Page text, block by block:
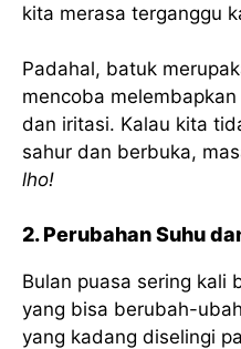
kita merasa terganggu
Padahal, batuk
mencoba
dan iritasi. Kalau kita
sahur dan berbuka,
lho!
2. Perubahan Suhu
Bulan puasa sering kali
yang bisa berubah-
yang kadang diselingi